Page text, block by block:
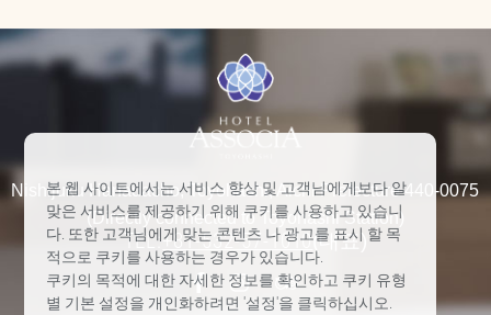
Nishijuku Hanadacho, Toyohashi, Aichi Prefecture 440-0075
(Directly connected to Toyohashi Station)
TEL:+81-532-57-1010(대표)
본 웹 사이트에서는 서비스 향상 및 고객님에게보다 알
맞은 서비스를 제공하기 위해 쿠키를 사용하고 있습니
다. 또한 고객님에게 맞는 콘텐츠 나 광고를 표시 할 목
적으로 쿠키를 사용하는 경우가 있습니다.
쿠키의 목적에 대한 자세한 정보를 확인하고 쿠키 유형
별 기본 설정을 개인화하려면 '설정'을 클릭하십시오.